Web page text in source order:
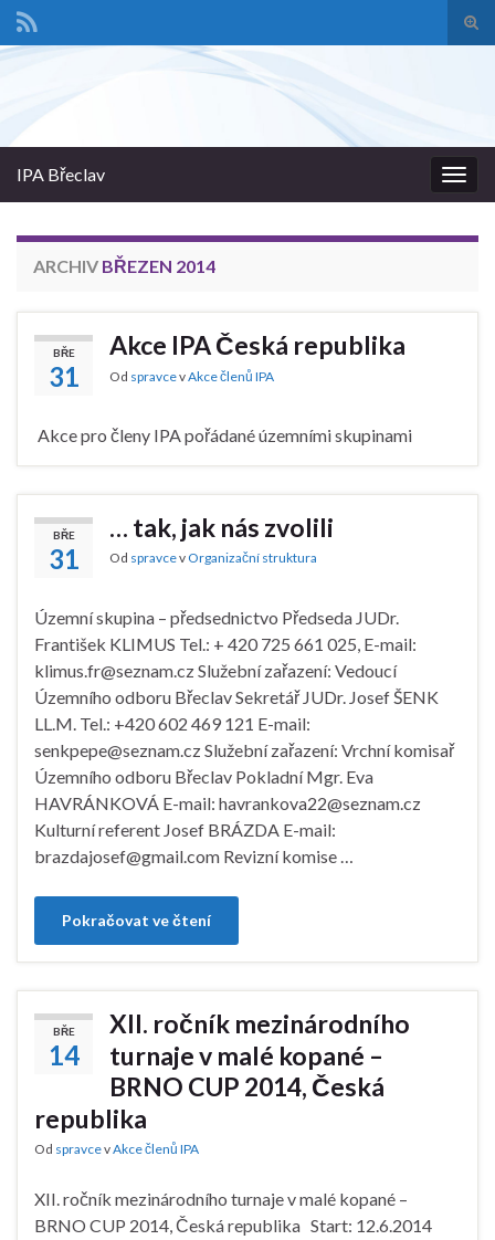
IPA Břeclav
ARCHIV BŘEZEN 2014
BŘE
31
Akce IPA Česká republika
Od spravcevAkce členů IPA
Akce pro členy IPA pořádané územními skupinami
BŘE
31
… tak, jak nás zvolili
Od spravcev Organizační struktura
Územní skupina – předsednictvo Předseda JUDr.
František KLIMUS Tel.: + 420 725 661 025, E-mail:
klimus.fr@seznam.cz Služební zařazení: Vedoucí
Územního odboru Břeclav Sekretář JUDr. Josef ŠENK
LL.M. Tel.: +420 602 469 121 E-mail:
senkpepe@seznam.cz Služební zařazení: Vrchní komisař
Územního odboru Břeclav Pokladní Mgr. Eva
HAVRÁNKOVÁ E-mail: havrankova22@seznam.cz
Kulturní referent Josef BRÁZDA E-mail:
brazdajosef@gmail.com Revizní komise …
Pokračovat ve čtení
BŘE
14
XII. ročník mezinárodního
turnaje v malé kopané –
BRNO CUP 2014, Česká
republika
Od spravcevAkce členů IPA
XII. ročník mezinárodního turnaje v malé kopané –
BRNO CUP 2014, Česká republika Start: 12.6.2014